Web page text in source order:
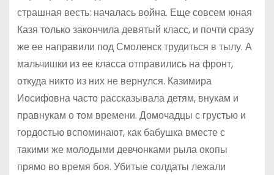
страшная весть: началась война. Еще совсем юная
Казя только закончила девятый класс, и почти сразу
же ее направили под Смоленск трудиться в тылу. А
мальчишки из ее класса отправились на фронт,
откуда никто из них не вернулся. Казимира
Иосифовна часто рассказывала детям, внукам и
правнукам о том времени. Домочадцы с грустью и
гордостью вспоминают, как бабушка вместе с
такими же молодыми девчонками рыла окопы
прямо во время боя. Убитые солдаты лежали